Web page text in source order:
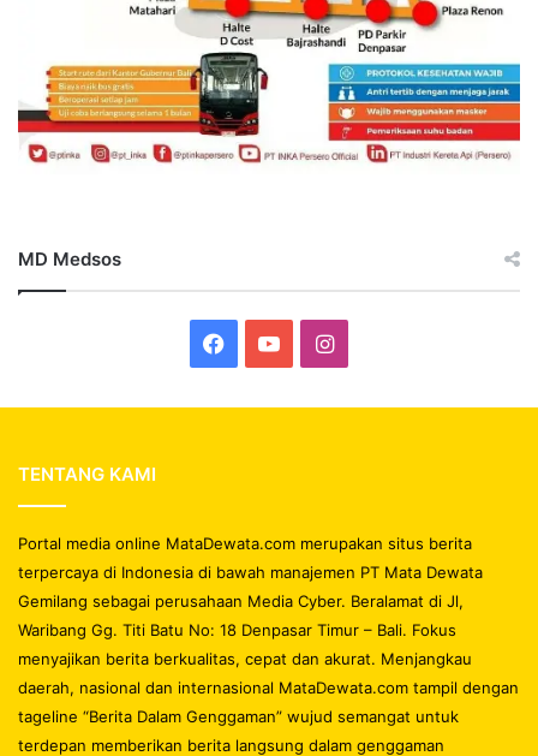
MD Medsos
Facebook
YouTubeInstagram
TENTANG KAMI
Portal media online MataDewata.com merupakan situs berita
terpercaya di Indonesia di bawah manajemen PT Mata Dewata
Gemilang sebagai perusahaan Media Cyber. Beralamat di Jl,
Waribang Gg. Titi Batu No: 18 Denpasar Timur – Bali. Fokus
menyajikan berita berkualitas, cepat dan akurat. Menjangkau
daerah, nasional dan internasional MataDewata.com tampil dengan
tageline “Berita Dalam Genggaman” wujud semangat untuk
terdepan memberikan berita langsung dalam genggaman